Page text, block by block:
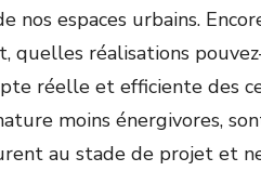
nos espaces urbains.
quelles réalisations
réelle et efficiente des
moins énergivores,
au stade de projet et